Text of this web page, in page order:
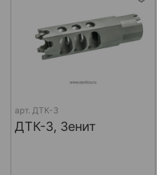
арт. ДТК-3
ДТК-3, Зенит